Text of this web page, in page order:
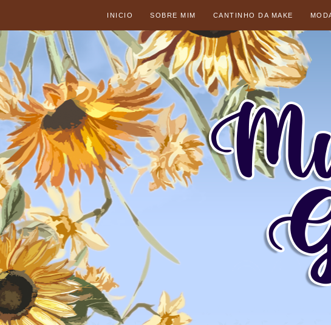
INICIO SOBRE MIM CANTINHO DA MAKE